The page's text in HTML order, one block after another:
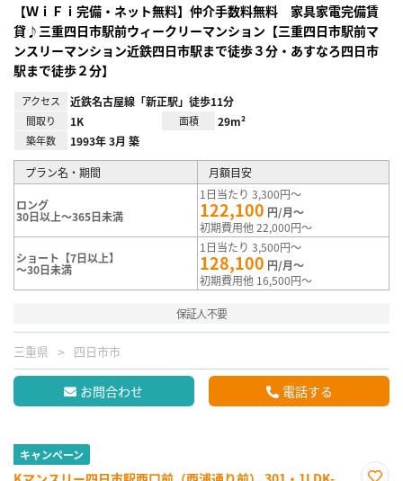
【ＷｉＦｉ完備・ネット無料】仲介手数料無料 家具家電完備賃
貸♪三重四日市駅前ウィークリーマンション【三重四日市駅前マ
ンスリーマンション近鉄四日市駅まで徒歩３分・あすなろ四日市
駅まで徒歩２分】
アクセス 近鉄名古屋線「新正駅」徒歩11分
間取り 1K 面積 29m²
築年数 1993年 3月 築
プラン名・期間 月額目安
ロング
30日以上～365日未満
1日当たり 3,300円～
122,100 円/月～
初期費用他 22,000円～
ショート【7日以上】
～30日未満
1日当たり 3,500円～
128,100 円/月～
初期費用他 16,500円～
保証人不要
三重県 四日市市
お問合わせ 電話する
キャンペーン